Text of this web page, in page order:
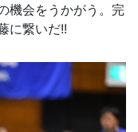
機会をうかがう。完
に繋いだ!!